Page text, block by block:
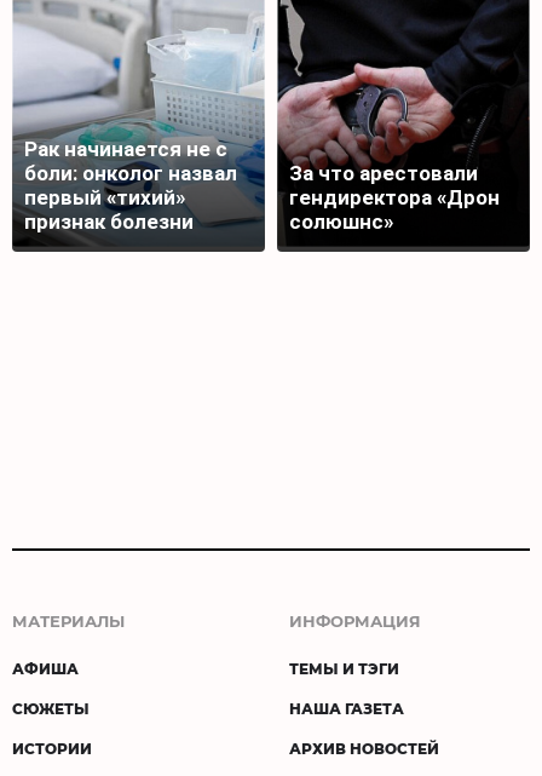
Рак начинается не с
боли: онколог назвал
первый «тихий»
признак болезни
За что арестовали
гендиректора «Дрон
солюшнс»
МАТЕРИАЛЫ
АФИША
СЮЖЕТЫ
ИСТОРИИ
ИНФОРМАЦИЯ
ТЕМЫ И ТЭГИ
НАША ГАЗЕТА
АРХИВ НОВОСТЕЙ